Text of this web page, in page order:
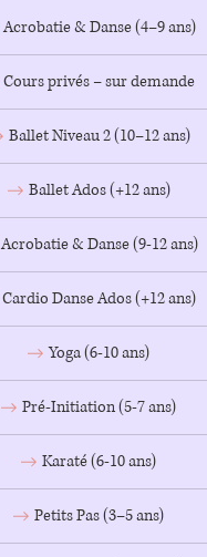
Acrobatie & Danse (4–9 ans)
Cours privés – sur demande
Ballet Niveau 2 (10–12 ans)
Ballet Ados (+12 ans)
Acrobatie & Danse (9-12 ans)
Cardio Danse Ados (+12 ans)
Yoga (6-10 ans)
Pré-Initiation (5-7 ans)
Karaté (6-10 ans)
Petits Pas (3–5 ans)